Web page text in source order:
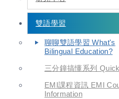
雙語學習
聊聊雙語學習 What's
Bilingual Education?
三分鐘搞懂系列
EMI課程資訊 EMI
Information